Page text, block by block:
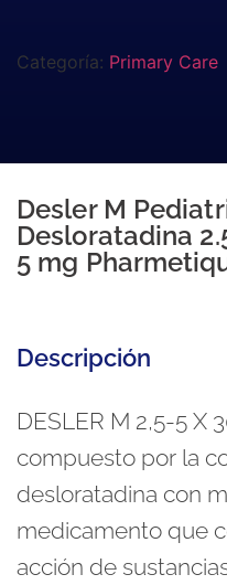
Categoría: Primary Care
Desler M
Desloratadina
5 mg
Descripción
DESLER M 2,5-5 X
compuesto por la
desloratadina con
medicamento que
acción de